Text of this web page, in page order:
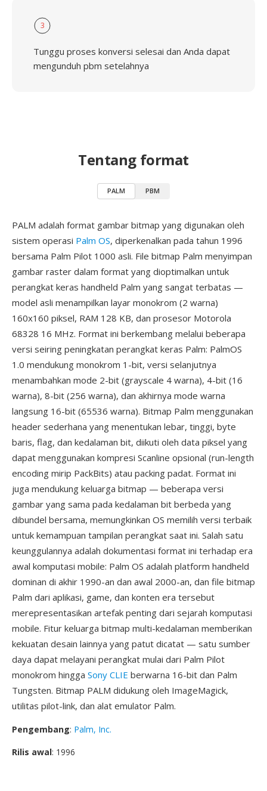
3
Tunggu proses konversi selesai dan Anda dapat
mengunduh pbm setelahnya
Tentang format
PALM PBM
PALM adalah format gambar bitmap yang digunakan oleh
sistem operasi Palm OS, diperkenalkan pada tahun 1996
bersama Palm Pilot 1000 asli. File bitmap Palm menyimpan
gambar raster dalam format yang dioptimalkan untuk
perangkat keras handheld Palm yang sangat terbatas —
model asli menampilkan layar monokrom (2 warna)
160x160 piksel, RAM 128 KB, dan prosesor Motorola
68328 16 MHz. Format ini berkembang melalui beberapa
versi seiring peningkatan perangkat keras Palm: PalmOS
1.0 mendukung monokrom 1-bit, versi selanjutnya
menambahkan mode 2-bit (grayscale 4 warna), 4-bit (16
warna), 8-bit (256 warna), dan akhirnya mode warna
langsung 16-bit (65536 warna). Bitmap Palm menggunakan
header sederhana yang menentukan lebar, tinggi, byte
baris, flag, dan kedalaman bit, diikuti oleh data piksel yang
dapat menggunakan kompresi Scanline opsional (run-length
encoding mirip PackBits) atau packing padat. Format ini
juga mendukung keluarga bitmap — beberapa versi
gambar yang sama pada kedalaman bit berbeda yang
dibundel bersama, memungkinkan OS memilih versi terbaik
untuk kemampuan tampilan perangkat saat ini. Salah satu
keunggulannya adalah dokumentasi format ini terhadap era
awal komputasi mobile: Palm OS adalah platform handheld
dominan di akhir 1990-an dan awal 2000-an, dan file bitmap
Palm dari aplikasi, game, dan konten era tersebut
merepresentasikan artefak penting dari sejarah komputasi
mobile. Fitur keluarga bitmap multi-kedalaman memberikan
kekuatan desain lainnya yang patut dicatat — satu sumber
daya dapat melayani perangkat mulai dari Palm Pilot
monokrom hingga Sony CLIE berwarna 16-bit dan Palm
Tungsten. Bitmap PALM didukung oleh ImageMagick,
utilitas pilot-link, dan alat emulator Palm.
Pengembang: Palm, Inc.
Rilis awal: 1996